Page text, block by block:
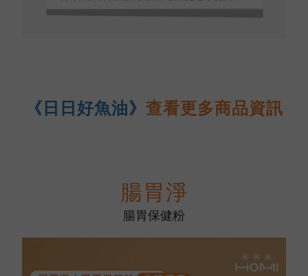
《日日好魚油》 查看更多商品資訊
腸胃淨
腸胃保健粉